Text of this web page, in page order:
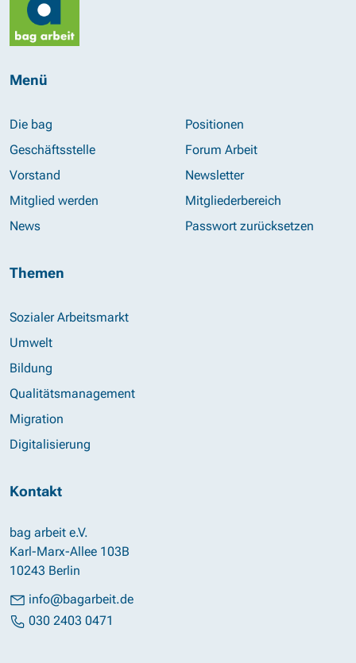
Menü
Die bag
Geschäftsstelle
Vorstand
Mitglied werden
News
Positionen
Forum Arbeit
Newsletter
Mitgliederbereich
Passwort zurücksetzen
Themen
Sozialer Arbeitsmarkt
Umwelt
Bildung
Qualitätsmanagement
Migration
Digitalisierung
Kontakt
bag arbeit e.V.
Karl-Marx-Allee 103B
10243 Berlin
info@bagarbeit.de
030 2403 0471